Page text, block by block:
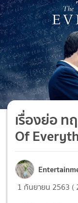
เรื่องย่อ ท
Of
1 กันยายน 2563 (